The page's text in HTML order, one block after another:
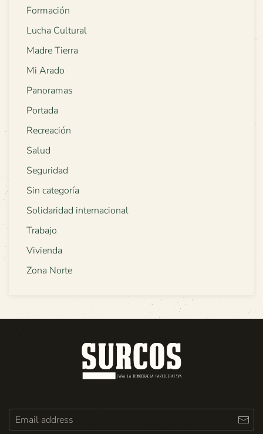
Formación
Lucha Cultural
Madre Tierra
Mi Arado
Panoramas
Portada
Recreación
Salud
Seguridad
Sin categoría
Solidaridad internacional
Trabajo
Vivienda
Zona Norte